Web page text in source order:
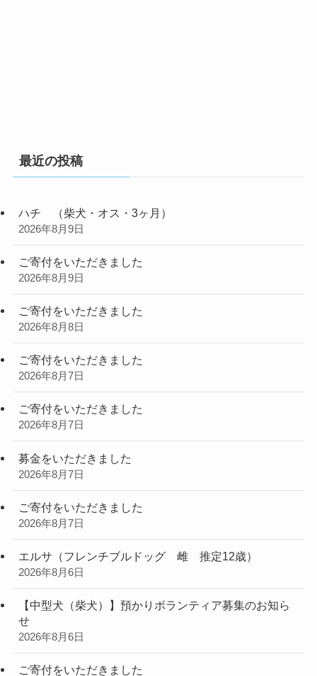
最近の投稿
ハチ （柴犬・オス・3ヶ月）
2026年8月9日
ご寄付をいただきました
2026年8月9日
ご寄付をいただきました
2026年8月8日
ご寄付をいただきました
2026年8月7日
ご寄付をいただきました
2026年8月7日
募金をいただきました
2026年8月7日
ご寄付をいただきました
2026年8月7日
エルサ（フレンチブルドッグ 雌 推定12歳）
2026年8月6日
【中型犬（柴犬）】預かりボランティア募集のお知ら
せ
2026年8月6日
ご寄付をいただきました